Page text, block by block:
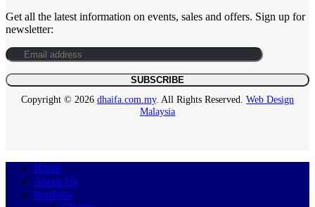
Get all the latest information on events, sales and offers. Sign up for
newsletter:
Copyright © 2026 dhaifa.com.my. All Rights Reserved. Web Design
Malaysia
Home
About Us
Portfolio